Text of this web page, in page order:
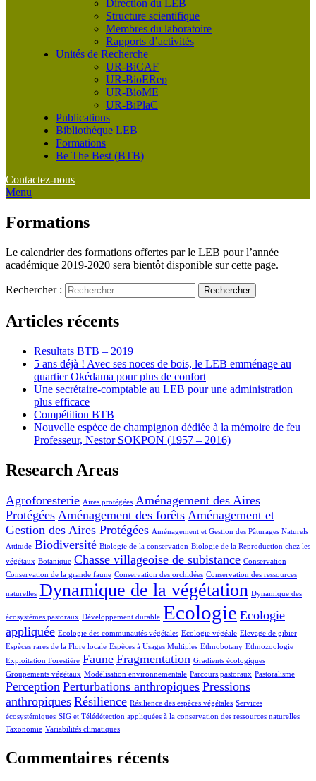
Direction du LEB
Structure scientifique
Membres du laboratoire
Rapports d’activités
Unités de Recherche
UR-BiCAF
UR-BioERep
UR-BioME
UR-BiPlaC
Publications
Bibliothèque LEB
Formations
Be The Best (BTB)
Contactez-nous
Menu
Formations
Le calendrier des formations offertes par le LEB pour l’année
académique 2019-2020 sera bientôt disponible sur cette page.
Rechercher :
Articles récents
Resultats BTB – 2019
5 ans déjà ! Avec ses noces de bois, le LEB emménage au
quartier Okédama pour plus de confort
Une secrétaire-comptable au LEB pour une administration
plus efficace
Compétition BTB
Nouvelle espèce de champignon dédiée à la mémoire de feu
Professeur, Nestor SOKPON (1957 – 2016)
Research Areas
Agroforesterie Aires protégées Aménagement des Aires
Protégées Aménagement des forêts Aménagement et
Gestion des Aires Protégées Aménagement et Gestion des Pâturages Naturels
Attitude Biodiversité Biologie de la conservation Biologie de la Reproduction chez les
végétaux Botanique Chasse villageoise de subistance Conservation
Conservation de la grande faune Conservation des orchidées Conservation des ressources
naturelles Dynamique de la végétation Dynamique des
écosystèmes pastoraux Développement durable Ecologie Ecologie
appliquée Ecologie des communautés végétales Ecologie végéale Elevage de gibier
Espèces rares de la Flore locale Espèces à Usages Multiples Ethnobotany Ethnozoologie
Exploitation Forestière Faune Fragmentation Gradients écologiques
Groupements végétaux Modélisation environnementale Parcours pastoraux Pastoralisme
Perception Perturbations anthropiques Pressions
anthropiques Résilience Résilience des espèces végétales Services
écosystémiques SIG et Télédétection appliquées à la conservation des ressources naturelles
Taxonomie Variabilités climatiques
Commentaires récents